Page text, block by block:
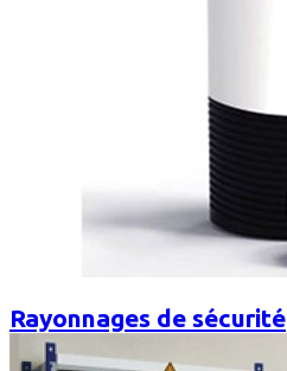
Rayonnages de sécurité